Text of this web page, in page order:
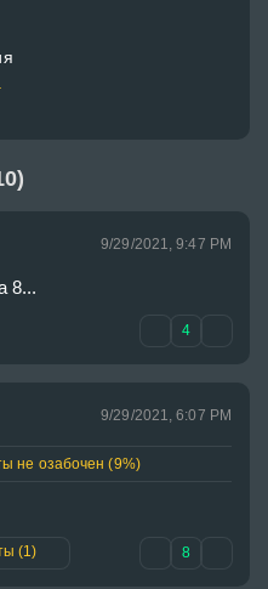
9/29/2021, 6:07 PM
не озабочен (9%)
(1) 8
9/29/2021, 9:47 PM
8...
4